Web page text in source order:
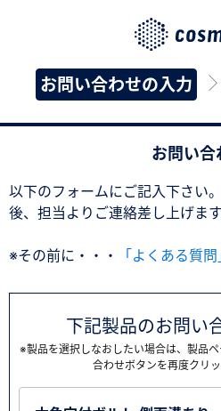
お問い合わせの入力
お問い合
以下のフォームにご記入下さい
後、担当よりご連絡差し上げます
※その前に・・・ 「よくある質問
下記製品のお問い
※製品を選択しなおしたい場合は、製品
合わせボタンを再度クリッ